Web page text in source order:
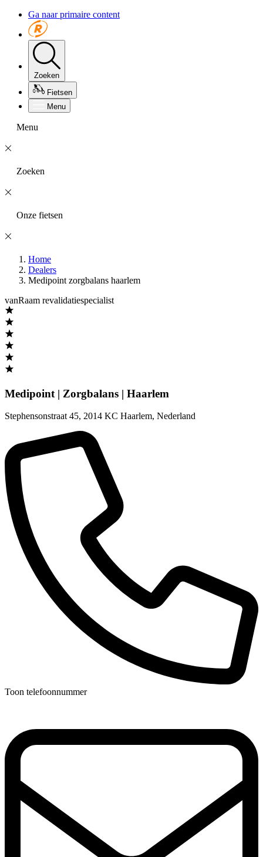
Ga naar primaire content
Zoeken
Fietsen
Menu
Menu
Zoeken
Onze fietsen
Home
Dealers
Medipoint zorgbalans haarlem
vanRaam revalidatiespecialist
Medipoint | Zorgbalans | Haarlem
Stephensonstraat 45, 2014 KC Haarlem, Nederland
Toon telefoonnummer